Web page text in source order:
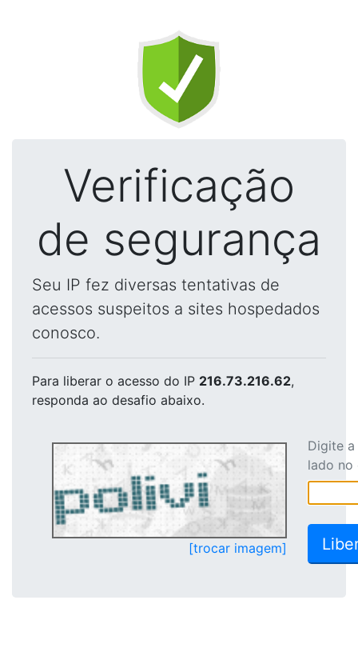
Verificação
de segurança
Seu IP fez diversas tentativas de
acessos suspeitos a sites hospedados
conosco.
Para liberar o acesso do IP 216.73.216.62,
responda ao desafio abaixo.
[trocar imagem]
Digite
lado no